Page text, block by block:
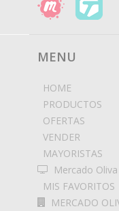
MENU
HOME
PRODUCTOS
OFERTAS
VENDER
MAYORISTAS
Mercado
MIS FAVORITOS
MERCADO